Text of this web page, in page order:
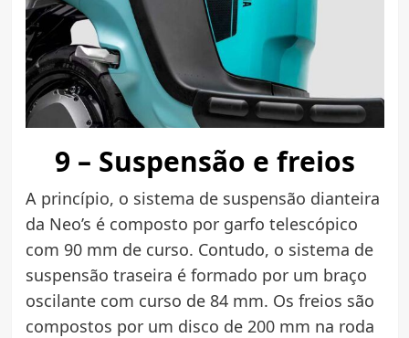
9 – Suspensão e freios
A princípio, o sistema de suspensão dianteira
da Neo’s é composto por garfo telescópico
com 90 mm de curso. Contudo, o sistema de
suspensão traseira é formado por um braço
oscilante com curso de 84 mm. Os freios são
compostos por um disco de 200 mm na roda